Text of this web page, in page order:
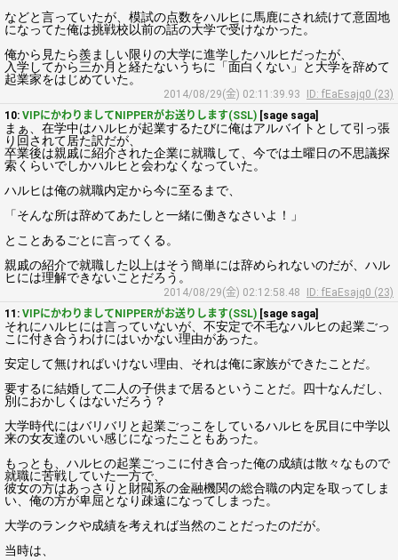
などと言っていたが、模試の点数をハルヒに馬鹿にされ続けて意固地
になってた俺は挑戦校以前の話の大学で受けなかった。
俺から見たら羨ましい限りの大学に進学したハルヒだったが、
入学してから三か月と経たないうちに「面白くない」と大学を辞めて
起業家をはじめていた。
2014/08/29(金) 02:11:39.93
ID: fEaEsajq0 (23)
10: VIPにかわりましてNIPPERがお送りします(SSL) [sage saga]
まぁ、在学中はハルヒが起業するたびに俺はアルバイトとして引っ張
り回されて居た訳だが、
卒業後は親戚に紹介された企業に就職して、今では土曜日の不思議探
索くらいでしかハルヒと会わなくなっていた。
ハルヒは俺の就職内定から今に至るまで、
「そんな所は辞めてあたしと一緒に働きなさいよ！」
とことあるごとに言ってくる。
親戚の紹介で就職した以上はそう簡単には辞められないのだが、ハル
ヒには理解できないことだろう。
2014/08/29(金) 02:12:58.48
ID: fEaEsajq0 (23)
11: VIPにかわりましてNIPPERがお送りします(SSL) [sage saga]
それにハルヒには言っていないが、不安定で不毛なハルヒの起業ごっ
こに付き合うわけにはいかない理由があった。
安定して無ければいけない理由、それは俺に家族ができたことだ。
要するに結婚して二人の子供まで居るということだ。四十なんだし、
別におかしくはないだろう？
大学時代にはバリバリと起業ごっこをしているハルヒを尻目に中学以
来の女友達のいい感じになったこともあった。
もっとも、ハルヒの起業ごっこに付き合った俺の成績は散々なもので
就職に苦戦していた一方で、
彼女の方はあっさりと財閥系の金融機関の総合職の内定を取ってしま
い、俺の方が卑屈となり疎遠になってしまった。
大学のランクや成績を考えれば当然のことだったのだが。
当時は、